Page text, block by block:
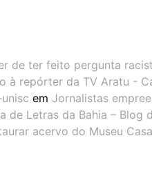
de ter feito pergunta
à repórter da TV Aratu -
em Jornalistas
de Letras da Bahia – Blog
acervo do Museu